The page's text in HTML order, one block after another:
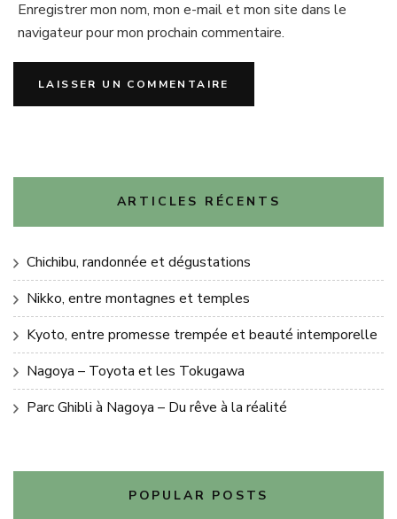
Enregistrer mon nom, mon e-mail et mon site dans le
navigateur pour mon prochain commentaire.
ARTICLES RÉCENTS
Chichibu, randonnée et dégustations
Nikko, entre montagnes et temples
Kyoto, entre promesse trempée et beauté intemporelle
Nagoya – Toyota et les Tokugawa
Parc Ghibli à Nagoya – Du rêve à la réalité
POPULAR POSTS